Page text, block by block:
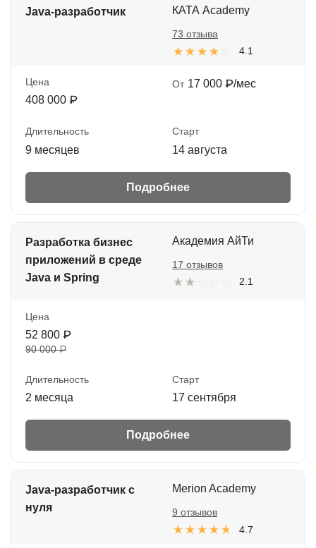
Java-разработчик КАТА Academy
4.1
73 отзыва
Цена
408 000 ₽
От 17 000 ₽/мес
Длительность
9 месяцев
Старт
14 августа
Подробнее
Разработка бизнес
приложений в среде
Java и Spring
Академия АйТи
2.1
17 отзывов
Цена
52 800 ₽
90 000 ₽
Длительность
2 месяца
Старт
17 сентября
Подробнее
Java-разработчик с
нуля
Merion Academy
4.7
9 отзывов